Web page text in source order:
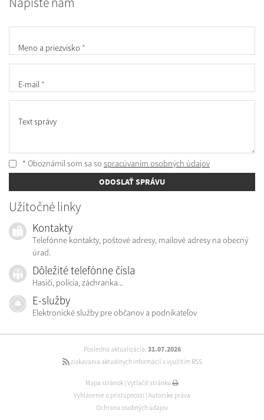
Meno a priezvisko *
E-mail *
Text správy
* Oboznámil som sa so spracúvaním osobných údajov
ODOSLAŤ SPRÁVU
Užitočné linky
Kontakty
Telefónne kontakty, poštové adresy, mailové adresy na obecný
úrad.
Dôležité telefónne čísla
Hasiči, polícia, záchranka...
E-služby
Elektronické služby pre občanov a podnikateľov
Posledná aktualizácia: 31.07.2026
získavania aktuálnych informácií s využitím RSS
Mapa stránok Vytlačiť stránku
Vyhlásenie o prístupnosti Autorské práva
Ochrana osobných údajov